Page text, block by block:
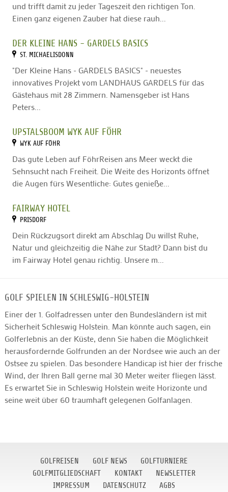
und trifft damit zu jeder Tageszeit den richtigen Ton.
Einen ganz eigenen Zauber hat diese rauh...
DER KLEINE HANS - GARDELS BASICS
ST. MICHAELISDONN
"Der Kleine Hans - GARDELS BASICS" - neuestes
innovatives Projekt vom LANDHAUS GARDELS für das
Gästehaus mit 28 Zimmern. Namensgeber ist Hans
Peters...
UPSTALSBOOM WYK AUF FÖHR
WYK AUF FÖHR
Das gute Leben auf FöhrReisen ans Meer weckt die
Sehnsucht nach Freiheit. Die Weite des Horizonts öffnet
die Augen fürs Wesentliche: Gutes genieße...
FAIRWAY HOTEL
PRISDORF
Dein Rückzugsort direkt am Abschlag Du willst Ruhe,
Natur und gleichzeitig die Nähe zur Stadt? Dann bist du
im Fairway Hotel genau richtig. Unsere m...
GOLF SPIELEN IN SCHLESWIG-HOLSTEIN
Einer der 1. Golfadressen unter den Bundesländern ist mit
Sicherheit Schleswig Holstein. Man könnte auch sagen, ein
Golferlebnis an der Küste, denn Sie haben die Möglichkeit
herausfordernde Golfrunden an der Nordsee wie auch an der
Ostsee zu spielen. Das besondere Handicap ist hier der frische
Wind, der Ihren Ball gerne mal 30 Meter weiter fliegen lässt.
Es erwartet Sie in Schleswig Holstein weite Horizonte und
seine weit über 60 traumhaft gelegenen Golfanlagen.
GOLFREISEN GOLF NEWS
GOLFTURNIERE
GOLFMITGLIEDSCHAFT
KONTAKT
NEWSLETTER
IMPRESSUM
DATENSCHUTZ AGBS